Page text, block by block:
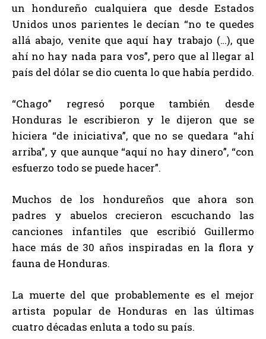
un hondureño cualquiera que desde Estados
Unidos unos parientes le decían “no te quedes
allá abajo, venite que aquí hay trabajo (…), que
ahí no hay nada para vos”, pero que al llegar al
país del dólar se dio cuenta lo que había perdido.
“Chago” regresó porque también desde
Honduras le escribieron y le dijeron que se
hiciera “de iniciativa”, que no se quedara “ahí
arriba”, y que aunque “aquí no hay dinero”, “con
esfuerzo todo se puede hacer”.
Muchos de los hondureños que ahora son
padres y abuelos crecieron escuchando las
canciones infantiles que escribió Guillermo
hace más de 30 años inspiradas en la flora y
fauna de Honduras.
La muerte del que probablemente es el mejor
artista popular de Honduras en las últimas
cuatro décadas enluta a todo su país.